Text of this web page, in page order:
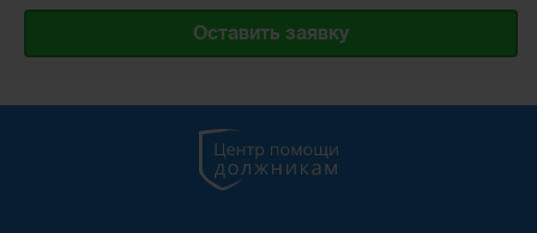
Оставить заявку